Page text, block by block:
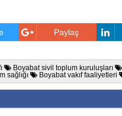
Paylaş
Boyabat sivil toplum kuruluşları
sağlığı Boyabat vakıf faaliyetleri